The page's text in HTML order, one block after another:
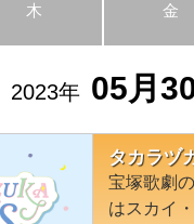
木
金
2023年 05月
タカラヅ
宝塚歌劇
はスカイ